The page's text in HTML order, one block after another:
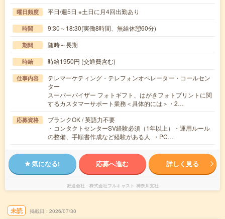
曜日頻度 平日/週5日 ※土日に月4回出勤あり
時間 9:30～18:30(実働8時間、無給休憩60分)
期間 随時～長期
時給 時給1950円 (交通費含む)
仕事内容
テレマーケティング・テレフォンオペレーター・コールセン
ター
スーパーバイザー フォトギフト、はがきフォトプリントに関
するカスタマーサポート業務＜具体的には＞・2…
応募資格
ブランクOK / 英語力不要
・コンタクトセンターSV経験必須（1年以上）・運用ルール
の整備、手順書作成など経験がある人 ・PC…
気になる! 応募へ進む 詳しく見る
派遣会社 株式会社フルキャスト 神奈川支社
未読 掲載日 2026/07/30